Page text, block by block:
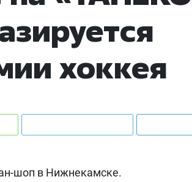
хоккея
шоп в Нижнекамске.